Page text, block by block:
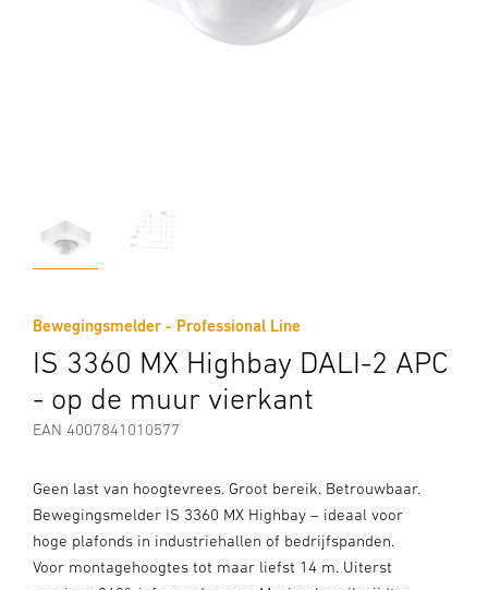
Bewegingsmelder - Professional Line
IS 3360 MX Highbay DALI-2 APC
- op de muur vierkant
EAN 4007841010577
Geen last van hoogtevrees. Groot bereik. Betrouwbaar.
Bewegingsmelder IS 3360 MX Highbay – ideaal voor
hoge plafonds in industriehallen of bedrijfspanden.
Voor montagehoogtes tot maar liefst 14 m. Uiterst